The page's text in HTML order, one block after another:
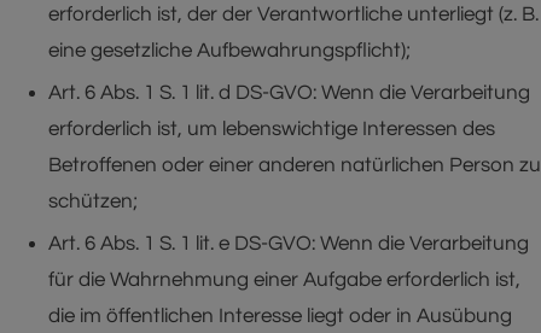
erforderlich ist, der der Verantwortliche unterliegt (z. B.
eine gesetzliche Aufbewahrungspflicht);
Art. 6 Abs. 1 S. 1 lit. d DS-GVO: Wenn die Verarbeitung
erforderlich ist, um lebenswichtige Interessen des
Betroffenen oder einer anderen natürlichen Person zu
schützen;
Art. 6 Abs. 1 S. 1 lit. e DS-GVO: Wenn die Verarbeitung
für die Wahrnehmung einer Aufgabe erforderlich ist,
die im öffentlichen Interesse liegt oder in Ausübung